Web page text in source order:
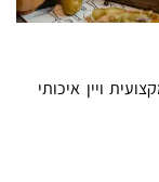
ויין איכותי